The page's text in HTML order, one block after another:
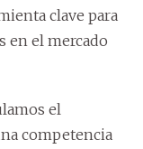
clave para
en el mercado
el
competencia